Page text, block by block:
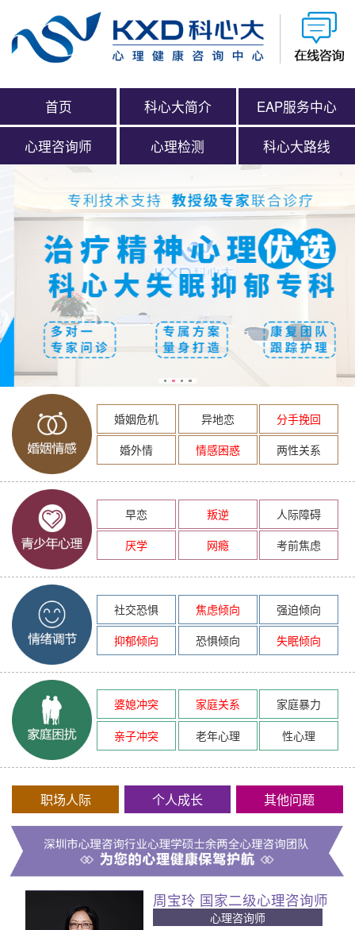
首页 科心大简介 EAP服务中心
心理咨询师 心理检测 科心大路线
婚姻危机 异地恋
分手挽回
婚外情
情感困惑 两性关系
早恋 叛逆
人际障碍
厌学
网瘾 考前焦虑
社交恐惧 焦虑倾向
强迫倾向
抑郁倾向
恐惧倾向 失眠倾向
婆媳冲突 家庭关系
家庭暴力
亲子冲突
老年心理 性心理
职场人际 个人成长 其他问题
周宝玲 国家二级心理咨询师
心理咨询师